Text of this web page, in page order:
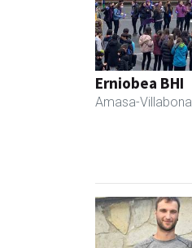
Erniobea BHI
Amasa-Villabona